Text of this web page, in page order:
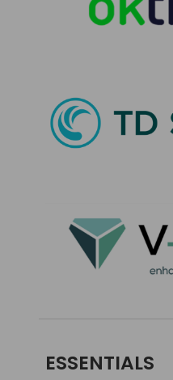
ESSENTIALS